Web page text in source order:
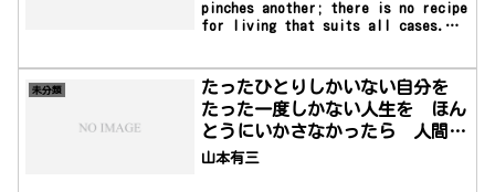
pinches another; there is no recipe
for living that suits all cases.
間に適したレシピなどない。」＊カー
ル・グスタフ・ユング（Carl Gustav
Jung、1875年7月26日 - 1961年6月6...
未分類
たったひとりしかいない自分を
たった一度しかない人生を ほん
とうにいかさなかったら 人間、
うまれてきたかいがないじゃない
山本有三